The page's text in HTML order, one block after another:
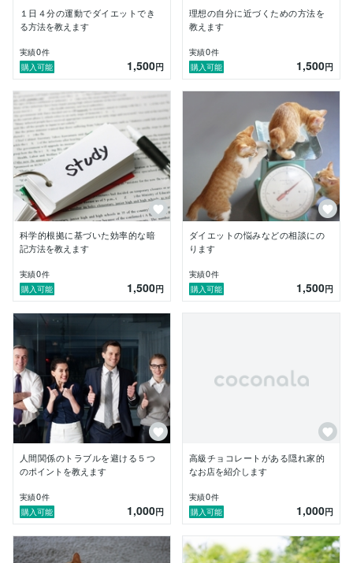
１日４分の運動でダイエットでき
る方法を教えます
実績0件
購入可能
1,500円
理想の自分に近づくための方法を
教えます
実績0件
購入可能
1,500円
科学的根拠に基づいた効率的な暗
記方法を教えます
実績0件
購入可能
1,500円
ダイエットの悩みなどの相談にの
ります
実績0件
購入可能
1,500円
人間関係のトラブルを避ける５つ
のポイントを教えます
実績0件
購入可能
1,000円
高級チョコレートがある隠れ家的
なお店を紹介します
実績0件
購入可能
1,000円